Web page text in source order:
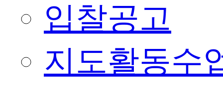
입찰공고
지도활동수